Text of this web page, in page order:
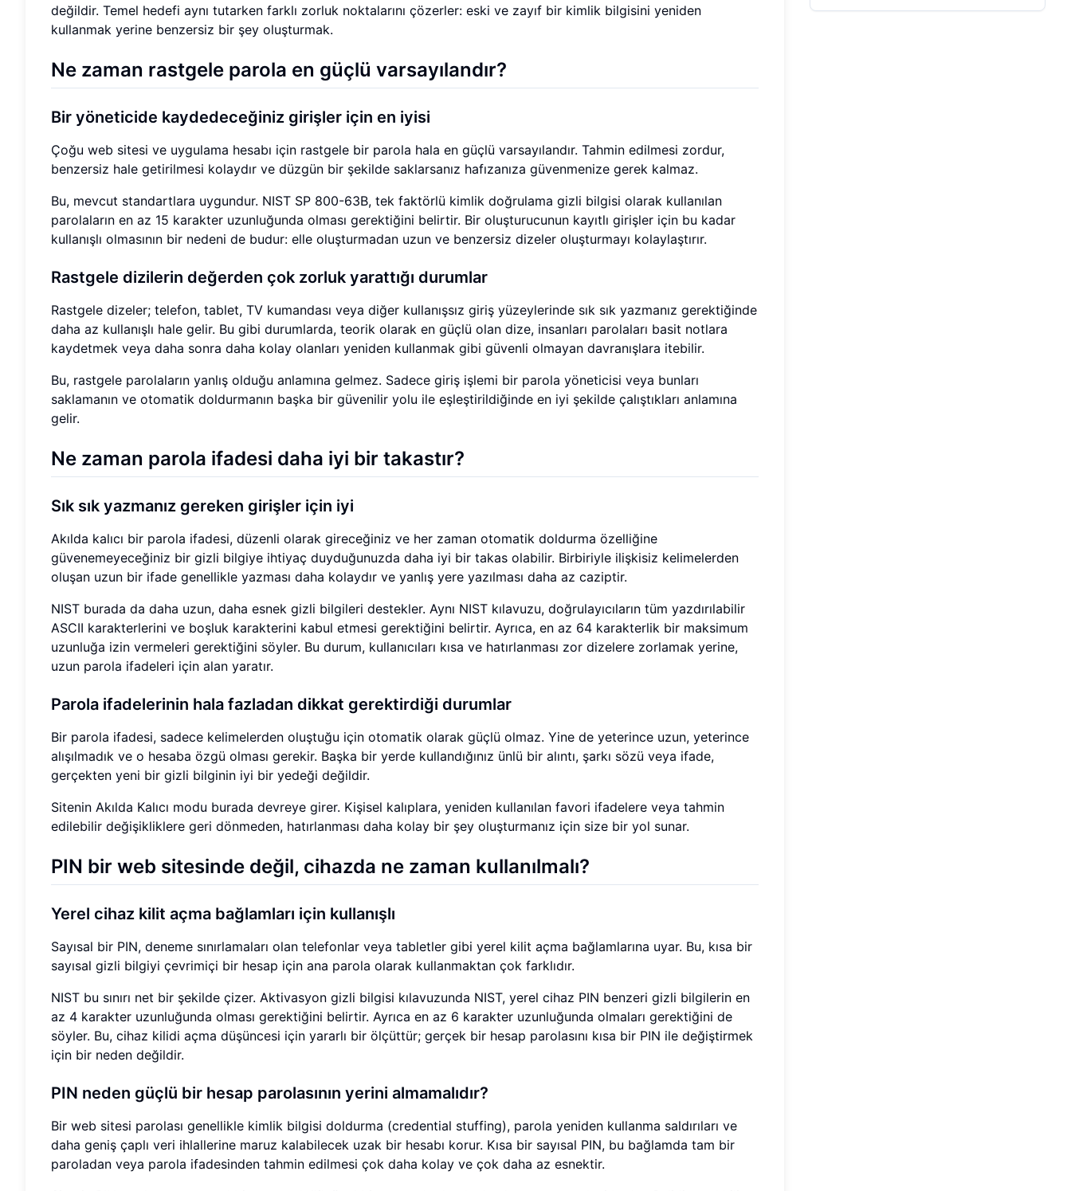
değildir. Temel hedefi aynı tutarken farklı zorluk noktalarını çözerler: eski ve zayıf bir kimlik bilgisini yeniden
kullanmak yerine benzersiz bir şey oluşturmak.
Ne zaman rastgele parola en güçlü varsayılandır?
Bir yöneticide kaydedeceğiniz girişler için en iyisi
Çoğu web sitesi ve uygulama hesabı için rastgele bir parola hala en güçlü varsayılandır. Tahmin edilmesi zordur,
benzersiz hale getirilmesi kolaydır ve düzgün bir şekilde saklarsanız hafızanıza güvenmenize gerek kalmaz.
Bu, mevcut standartlara uygundur. NIST SP 800-63B, tek faktörlü kimlik doğrulama gizli bilgisi olarak kullanılan
parolaların en az 15 karakter uzunluğunda olması gerektiğini belirtir. Bir oluşturucunun kayıtlı girişler için bu kadar
kullanışlı olmasının bir nedeni de budur: elle oluşturmadan uzun ve benzersiz dizeler oluşturmayı kolaylaştırır.
Rastgele dizilerin değerden çok zorluk yarattığı durumlar
Rastgele dizeler; telefon, tablet, TV kumandası veya diğer kullanışsız giriş yüzeylerinde sık sık yazmanız gerektiğinde
daha az kullanışlı hale gelir. Bu gibi durumlarda, teorik olarak en güçlü olan dize, insanları parolaları basit notlara
kaydetmek veya daha sonra daha kolay olanları yeniden kullanmak gibi güvenli olmayan davranışlara itebilir.
Bu, rastgele parolaların yanlış olduğu anlamına gelmez. Sadece giriş işlemi bir parola yöneticisi veya bunları
saklamanın ve otomatik doldurmanın başka bir güvenilir yolu ile eşleştirildiğinde en iyi şekilde çalıştıkları anlamına
gelir.
Ne zaman parola ifadesi daha iyi bir takastır?
Sık sık yazmanız gereken girişler için iyi
Akılda kalıcı bir parola ifadesi, düzenli olarak gireceğiniz ve her zaman otomatik doldurma özelliğine
güvenemeyeceğiniz bir gizli bilgiye ihtiyaç duyduğunuzda daha iyi bir takas olabilir. Birbiriyle ilişkisiz kelimelerden
oluşan uzun bir ifade genellikle yazması daha kolaydır ve yanlış yere yazılması daha az caziptir.
NIST burada da daha uzun, daha esnek gizli bilgileri destekler. Aynı NIST kılavuzu, doğrulayıcıların tüm yazdırılabilir
ASCII karakterlerini ve boşluk karakterini kabul etmesi gerektiğini belirtir. Ayrıca, en az 64 karakterlik bir maksimum
uzunluğa izin vermeleri gerektiğini söyler. Bu durum, kullanıcıları kısa ve hatırlanması zor dizelere zorlamak yerine,
uzun parola ifadeleri için alan yaratır.
Parola ifadelerinin hala fazladan dikkat gerektirdiği durumlar
Bir parola ifadesi, sadece kelimelerden oluştuğu için otomatik olarak güçlü olmaz. Yine de yeterince uzun, yeterince
alışılmadık ve o hesaba özgü olması gerekir. Başka bir yerde kullandığınız ünlü bir alıntı, şarkı sözü veya ifade,
gerçekten yeni bir gizli bilginin iyi bir yedeği değildir.
Sitenin Akılda Kalıcı modu burada devreye girer. Kişisel kalıplara, yeniden kullanılan favori ifadelere veya tahmin
edilebilir değişikliklere geri dönmeden, hatırlanması daha kolay bir şey oluşturmanız için size bir yol sunar.
PIN bir web sitesinde değil, cihazda ne zaman kullanılmalı?
Yerel cihaz kilit açma bağlamları için kullanışlı
Sayısal bir PIN, deneme sınırlamaları olan telefonlar veya tabletler gibi yerel kilit açma bağlamlarına uyar. Bu, kısa bir
sayısal gizli bilgiyi çevrimiçi bir hesap için ana parola olarak kullanmaktan çok farklıdır.
NIST bu sınırı net bir şekilde çizer. Aktivasyon gizli bilgisi kılavuzunda NIST, yerel cihaz PIN benzeri gizli bilgilerin en
az 4 karakter uzunluğunda olması gerektiğini belirtir. Ayrıca en az 6 karakter uzunluğunda olmaları gerektiğini de
söyler. Bu, cihaz kilidi açma düşüncesi için yararlı bir ölçüttür; gerçek bir hesap parolasını kısa bir PIN ile değiştirmek
için bir neden değildir.
PIN neden güçlü bir hesap parolasının yerini almamalıdır?
Bir web sitesi parolası genellikle kimlik bilgisi doldurma (credential stuffing), parola yeniden kullanma saldırıları ve
daha geniş çaplı veri ihlallerine maruz kalabilecek uzak bir hesabı korur. Kısa bir sayısal PIN, bu bağlamda tam bir
paroladan veya parola ifadesinden tahmin edilmesi çok daha kolay ve çok daha az esnektir.